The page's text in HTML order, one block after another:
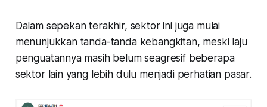
Dalam sepekan terakhir, sektor ini juga mulai
menunjukkan tanda-tanda kebangkitan, meski laju
penguatannya masih belum seagresif beberapa
sektor lain yang lebih dulu menjadi perhatian pasar.